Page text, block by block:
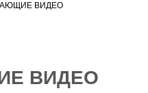
ВИДЕО
ВИДЕО